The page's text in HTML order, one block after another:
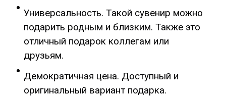
Универсальность. Такой сувенир можно
подарить родным и близким. Также это
отличный подарок коллегам или
друзьям.
Демократичная цена. Доступный и
оригинальный вариант подарка.